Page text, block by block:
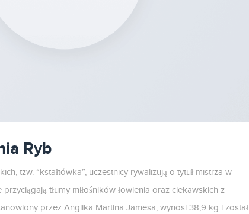
Ryb
tzw. “kstałtówka”, uczestnicy rywalizują o tytuł mistrza w
tłumy miłośników łowienia oraz ciekawskich z
przez Anglika Martina Jamesa, wynosi 38,9 kg i został